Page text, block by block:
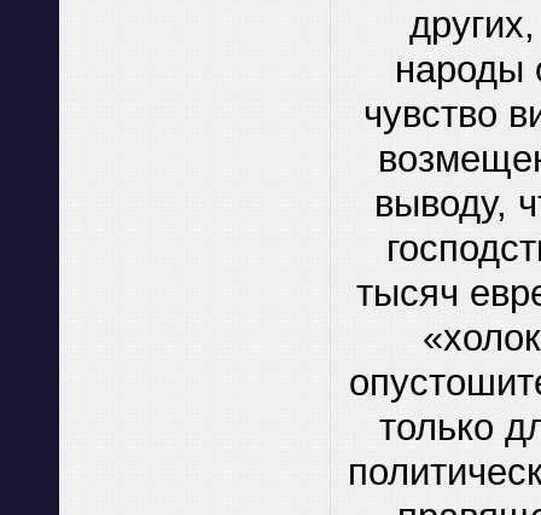
народы
чувство
выводу,
тысяч
только